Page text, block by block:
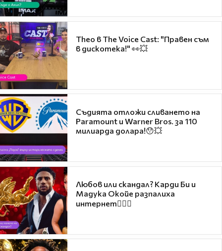
Theo в The Voice Cast: "Правен съм
в дискотека!" 👀💥
Съдията отложи сливането на
Paramount и Warner Bros. за 110
милиарда долара!😯💥
Любов или скандал? Карди Би и
Мадука Окойе разпалиха
интернет❤️‍🔥🔥